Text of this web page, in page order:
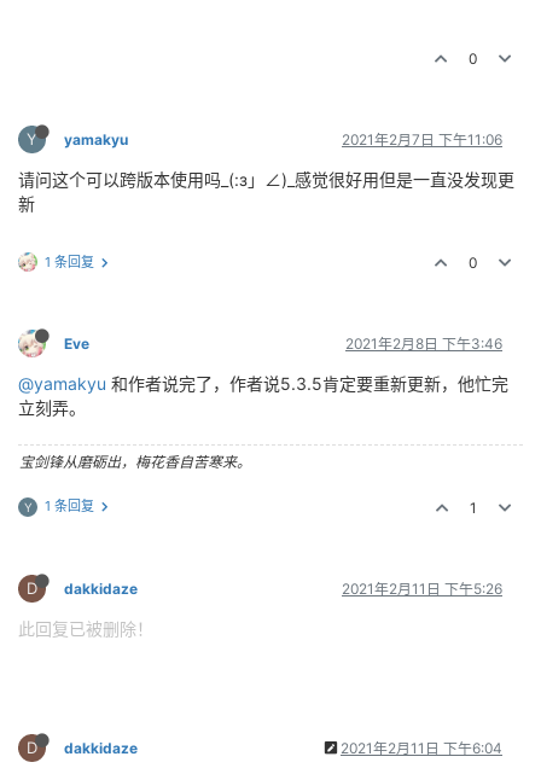
0
Y yamakyu 2021年2月7日 下午11:06
请问这个可以跨版本使用吗_(:з」∠)_感觉很好用但是一直没发现更
新
1 条回复 0
Eve 2021年2月8日 下午3:46
@yamakyu 和作者说完了，作者说5.3.5肯定要重新更新，他忙完
立刻弄。
宝剑锋从磨砺出，梅花香自苦寒来。
Y 1 条回复 1
D dakkidaze 2021年2月11日 下午5:26
此回复已被删除！
D dakkidaze 2021年2月11日 下午6:04